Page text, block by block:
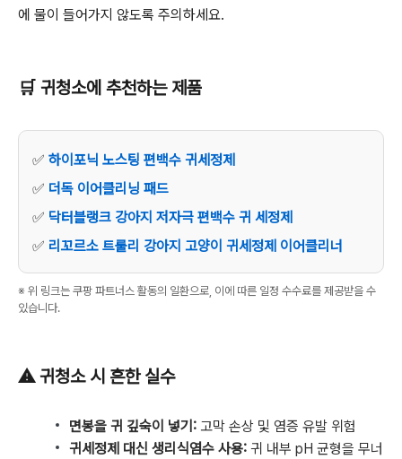
에 물이 들어가지 않도록 주의하세요.
🛒 귀청소에 추천하는 제품
✅ 하이포닉 노스팅 편백수 귀세정제
✅ 더독 이어클리닝 패드
✅ 닥터블랭크 강아지 저자극 편백수 귀 세정제
✅ 리꼬르소 트룰리 강아지 고양이 귀세정제 이어클리너
※ 위 링크는 쿠팡 파트너스 활동의 일환으로, 이에 따른 일정 수수료를 제공받을 수
있습니다.
⚠️ 귀청소 시 흔한 실수
면봉을 귀 깊숙이 넣기: 고막 손상 및 염증 유발 위험
귀세정제 대신 생리식염수 사용: 귀 내부 pH 균형을 무너